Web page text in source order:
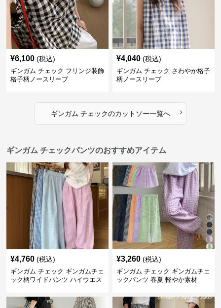
¥6,100 (税込)
ギンガム チェック フリンジ装飾
格子柄ノースリーブ
¥4,040 (税込)
ギンガム チェック さわやか格子
柄ノースリーブ
ギンガム チェックのカットソー一覧へ ›
ギンガム チェックパンツのおすすめアイテム
¥4,760 (税込)
ギンガム チェック ギンガムチェ
ック柄ワイドパンツ ハイウエス
¥3,260 (税込)
ギンガム チェック ギンガムチェ
ックパンツ 春夏 軽やか素材